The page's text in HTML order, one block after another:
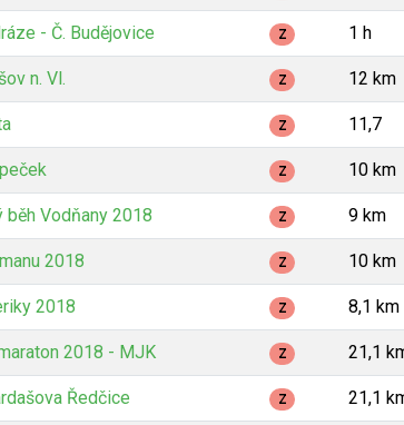
- Č. Budějovice Z 1 h
n. Vl. Z 12 km
Z 11,7
Z 10 km
Vodňany 2018 Z 9 km
2018 Z 10 km
2018 Z 8,1 km
2018 - MJK Z 21,1
Ředčice Z 21,1